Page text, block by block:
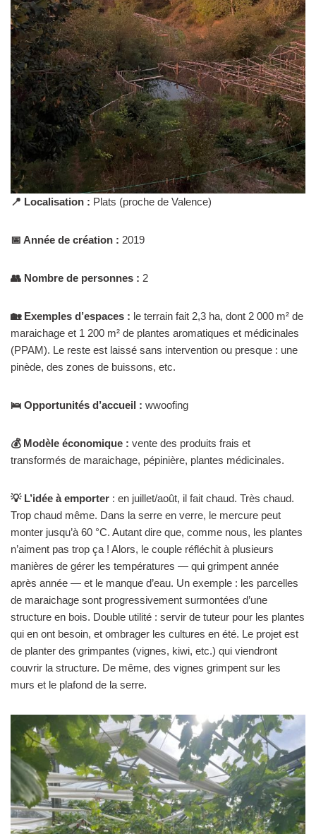
📍 Localisation : Plats (proche de Valence)
📅 Année de création : 2019
👥 Nombre de personnes : 2
🏡 Exemples d’espaces : le terrain fait 2,3 ha, dont 2 000 m² de
maraichage et 1 200 m² de plantes aromatiques et médicinales
(PPAM). Le reste est laissé sans intervention ou presque : une
pinède, des zones de buissons, etc.
🛌 Opportunités d’accueil : wwoofing
💰 Modèle économique : vente des produits frais et
transformés de maraichage, pépinière, plantes médicinales.
💡 L’idée à emporter : en juillet/août, il fait chaud. Très chaud.
Trop chaud même. Dans la serre en verre, le mercure peut
monter jusqu’à 60 °C. Autant dire que, comme nous, les plantes
n’aiment pas trop ça ! Alors, le couple réfléchit à plusieurs
manières de gérer les températures — qui grimpent année
après année — et le manque d’eau. Un exemple : les parcelles
de maraichage sont progressivement surmontées d’une
structure en bois. Double utilité : servir de tuteur pour les plantes
qui en ont besoin, et ombrager les cultures en été. Le projet est
de planter des grimpantes (vignes, kiwi, etc.) qui viendront
couvrir la structure. De même, des vignes grimpent sur les
murs et le plafond de la serre.